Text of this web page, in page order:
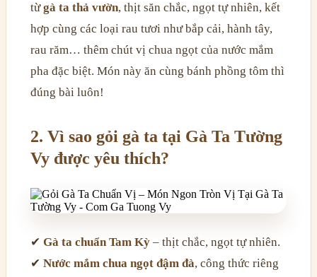
từgà ta thả vườn, thịt săn chắc, ngọt tự nhiên, kết
hợp cùng các loại rau tươi như bắp cải, hành tây,
rau răm… thêm chút vị chua ngọt của nước mắm
pha đặc biệt. Món này ăn cùng bánh phồng tôm thì
đúng bài luôn!
2. Vì sao gỏi gà ta tại Gà Ta Tường
Vy được yêu thích?
✔ Gà ta chuẩn Tam Kỳ – thịt chắc, ngọt tự nhiên.
✔ Nước mắm chua ngọt đậm đà, công thức riêng